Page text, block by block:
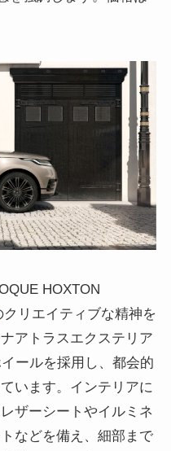
HOXTON
クリエイティブな精神を
アトラスエクステリア
ールを採用し、都会的
います。インテリアに
ザーシートやイルミネ
などを備え、細部まで